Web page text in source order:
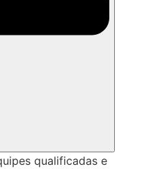
qualificadas e